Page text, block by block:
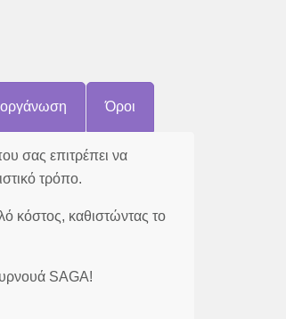
Όροι
σας επιτρέπει να
τρόπο.
κόστος, καθιστώντας το
SAGA!